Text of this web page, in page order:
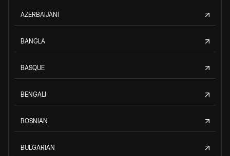
AZERBAIJANI
BANGLA
BASQUE
BENGALI
BOSNIAN
BULGARIAN